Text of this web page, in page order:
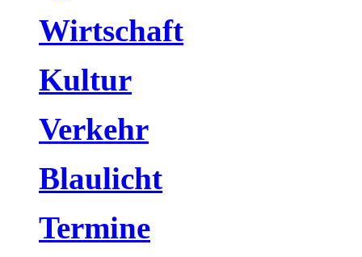
Wirtschaft
Kultur
Verkehr
Blaulicht
Termine